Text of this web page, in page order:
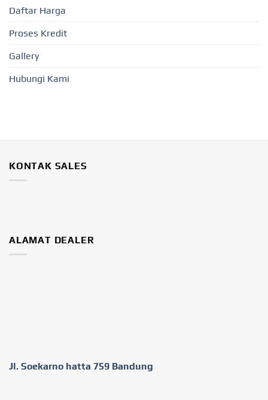
Daftar Harga
Proses Kredit
Gallery
Hubungi Kami
KONTAK SALES
ALAMAT DEALER
Jl. Soekarno hatta 759 Bandung